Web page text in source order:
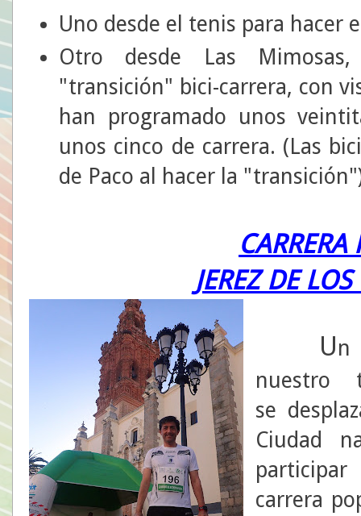
Uno desde el tenis para hacer
Otro desde Las
"transición" bici-carrera, con
han programado unos
unos cinco de carrera. (Las
de Paco al hacer la
CARRERA
JEREZ DE
Un
nuestro
se
Ciudad
carrera